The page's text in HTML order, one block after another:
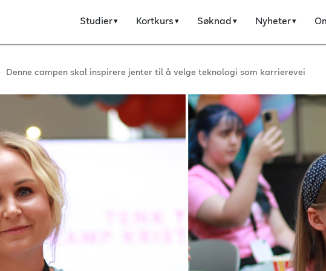
Studier Kortkurs Søknad Nyheter
Denne campen skal inspirere jenter til å velge teknologi som karrierevei